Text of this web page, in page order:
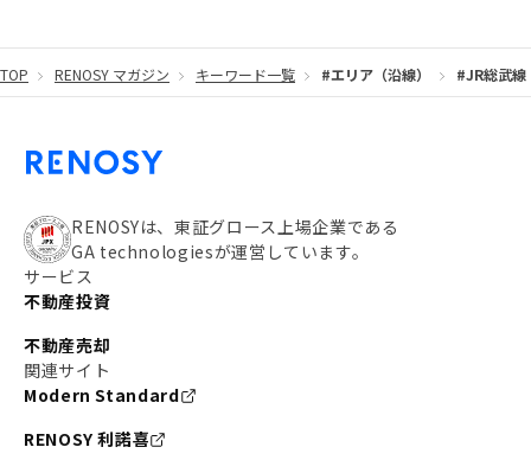
TOP RENOSY マガジン キーワード一覧 #エリア（沿線） #JR総武線
RENOSYは、東証グロース上場企業である
GA technologiesが運営しています。
サービス
不動産投資
不動産売却
関連サイト
Modern Standard
RENOSY 利諾喜